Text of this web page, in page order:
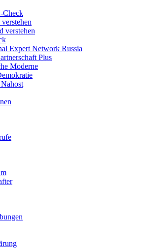
Check
verstehen
Expert Network Russia
Plus
Moderne